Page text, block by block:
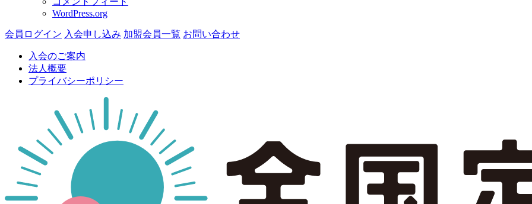
WordPress.org
会員ログイン 入会申し込み 加盟会員一覧 お問い合わせ
入会のご案内
法人概要
プライバシーポリシー